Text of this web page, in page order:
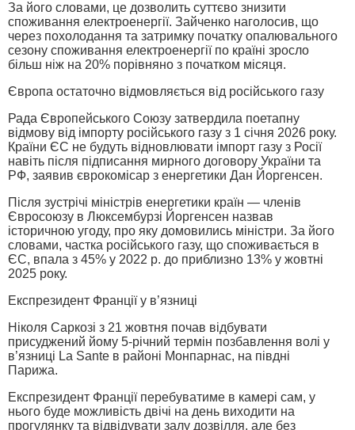
За його словами, це дозволить суттєво знизити
споживання електроенергії. Зайченко наголосив, що
через похолодання та затримку початку опалювального
сезону споживання електроенергії по країні зросло
більш ніж на 20% порівняно з початком місяця.
Європа остаточно відмовляється від російського газу
Рада Європейського Союзу затвердила поетапну
відмову від імпорту російського газу з 1 січня 2026 року.
Країни ЄС не будуть відновлювати імпорт газу з Росії
навіть після підписання мирного договору України та
РФ, заявив єврокомісар з енергетики Дан Йоргенсен.
Після зустрічі міністрів енергетики країн — членів
Євросоюзу в Люксембурзі Йоргенсен назвав
історичною угоду, про яку домовились міністри. За його
словами, частка російського газу, що споживається в
ЄС, впала з 45% у 2022 р. до приблизно 13% у жовтні
2025 року.
Експрезидент Франції у в’язниці
Ніколя Саркозі з 21 жовтня почав відбувати
присуджений йому 5-річний термін позбавлення волі у
в’язниці La Santе в районі Монпарнас, на півдні
Парижа.
Експрезидент Франції перебуватиме в камері сам, у
нього буде можливість двічі на день виходити на
прогулянку та відвідувати залу дозвілля, але без